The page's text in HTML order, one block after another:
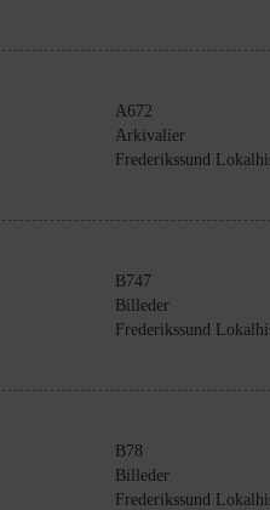
A672
Arkivalier
Frederikssund
B747
Billeder
Frederikssund
B78
Billeder
Frederikssund